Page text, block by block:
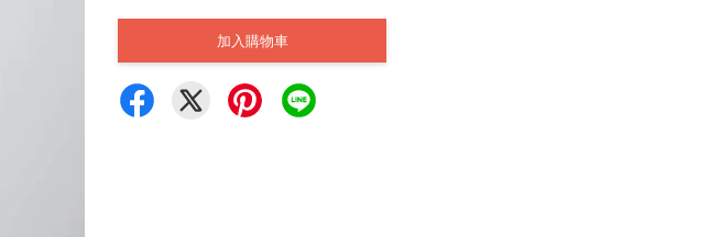
加入購物車